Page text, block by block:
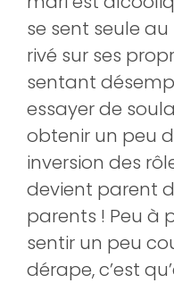
se sent seule
rivé sur ses
sentant
essayer de
obtenir un peu
inversion des
devient parent
parents ! Peu à
sentir un peu
dérape, c’est